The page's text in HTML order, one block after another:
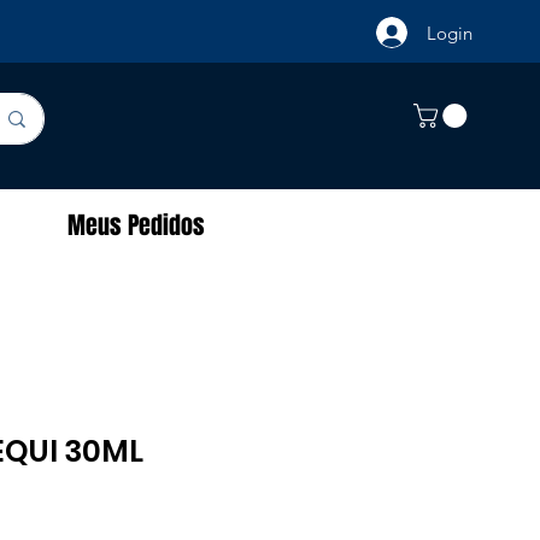
Login
Meus Pedidos
30ML